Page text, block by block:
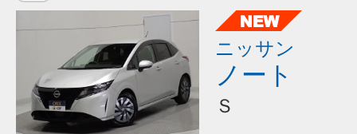
ニッサン
ノート
Ｓ